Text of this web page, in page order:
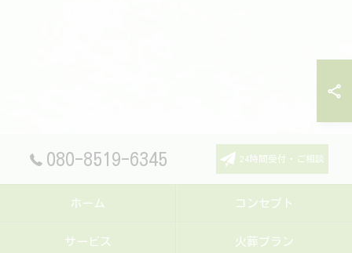
080-8519-6345 24時間受付・ご相談
ホーム コンセプト
サービス 火葬プラン